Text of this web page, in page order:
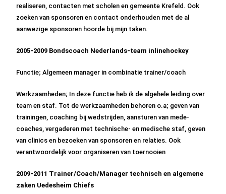
realiseren, contacten met scholen en gemeente Krefeld. Ook
zoeken van sponsoren en contact onderhouden met de al
aanwezige sponsoren hoorde bij mijn taken.
2005-2009 Bondscoach Nederlands-team inlinehockey
Functie; Algemeen manager in combinatie trainer/coach
Werkzaamheden; In deze functie heb ik de algehele leiding over
team en staf. Tot de werkzaamheden behoren o.a; geven van
trainingen, coaching bij wedstrijden, aansturen van mede-
coaches, vergaderen met technische- en medische staf, geven
van clinics en bezoeken van sponsoren en relaties. Ook
verantwoordelijk voor organiseren van toernooien
2009-2011 Trainer/Coach/Manager technisch en algemene
zaken Uedesheim Chiefs